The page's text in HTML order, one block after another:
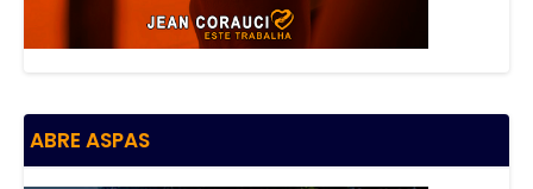
ABRE ASPAS